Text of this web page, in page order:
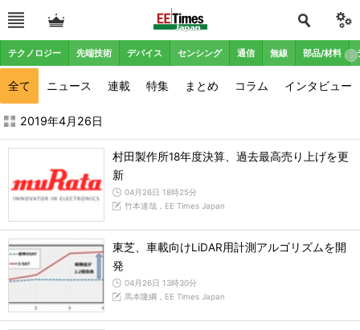
テクノロジー 先端技術 デバイス センシング 通信 無線 部品/材料
全て ニュース 連載 特集 まとめ コラム インタビュー
2019年4月の記事一覧 - EE Times Japan
2019年4月26日
村田製作所18年度決算、過去最高売り上げを更
新
04月26日 18時25分
竹本達哉，EE Times Japan
東芝、車載向けLiDAR用計測アルゴリズムを開
発
04月26日 13時30分
馬本隆綱，EE Times Japan